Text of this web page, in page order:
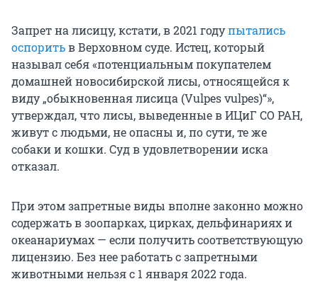
Запрет на лисицу, кстати, в 2021 годупытались
оспоритьв Верховном суде. Истец, который
называл себя «потенциальным покупателем
домашней новосибирской лисы, относящейся к
виду „обыкновенная лисица (Vulpes vulpes)“»,
утверждал, что лисы, выведенные в ИЦиГ СО РАН,
живут с людьми, не опасны и, по сути, те же
собаки и кошки. Суд в удовлетворении иска
отказал.
При этом запретные виды вполне законно можно
содержать в зоопарках, цирках, дельфинариях и
океанариумах — если получить соответствующую
лицензию. Без нее работать с запретными
животными нельзя с 1 января 2022 года.